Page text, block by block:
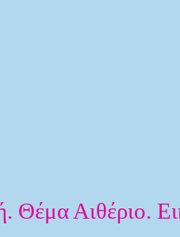
Θέμα Αιθέριο.